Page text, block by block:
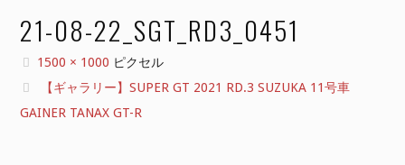
21-08-22_SGT_RD3_0451
フ
ル
サ
1500 × 1000 ピクセル
【ギャラリー】SUPER GT 2021 RD.3 SUZUKA 11号車
GAINER TANAX GT-R